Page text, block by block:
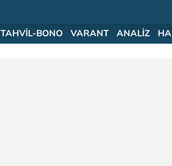
TAHVİL-BONO VARANT ANALİZ